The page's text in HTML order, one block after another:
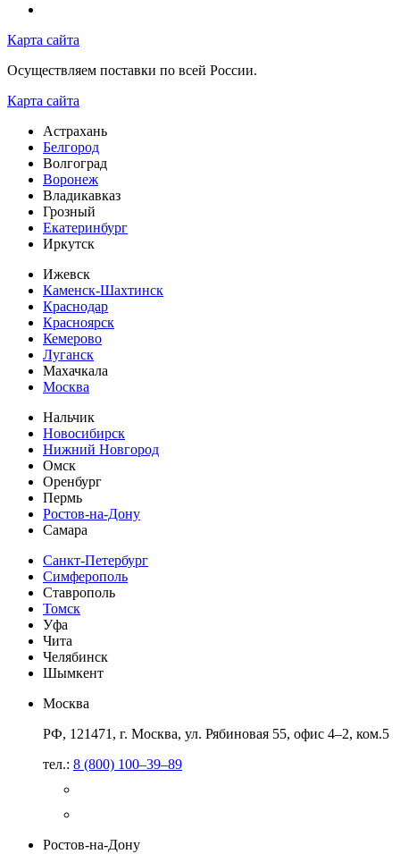
Карта сайта
Осуществляем поставки по всей России.
Карта сайта
Астрахань
Белгород
Волгоград
Воронеж
Владикавказ
Грозный
Екатеринбург
Иркутск
Ижевск
Каменск-Шахтинск
Краснодар
Красноярск
Кемерово
Луганск
Махачкала
Москва
Нальчик
Новосибирск
Нижний Новгород
Омск
Оренбург
Пермь
Ростов-на-Дону
Самара
Санкт-Петербург
Симферополь
Ставрополь
Томск
Уфа
Чита
Челябинск
Шымкент
Москва
РФ, 121471, г. Москва, ул. Рябиновая 55, офис 4–2, ком.5
тел.: 8 (800) 100–39–89
Ростов-на-Дону